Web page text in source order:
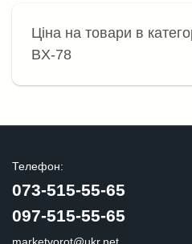
Ціна на товари в
BX-78
Телефон:
073-515-55-65
097-515-55-65
marketvorot@ukr.net